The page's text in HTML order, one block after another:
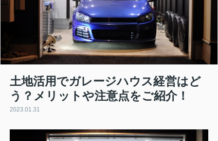
土地活用でガレージハウス経営はど
う？メリットや注意点をご紹介！
2023.01.31